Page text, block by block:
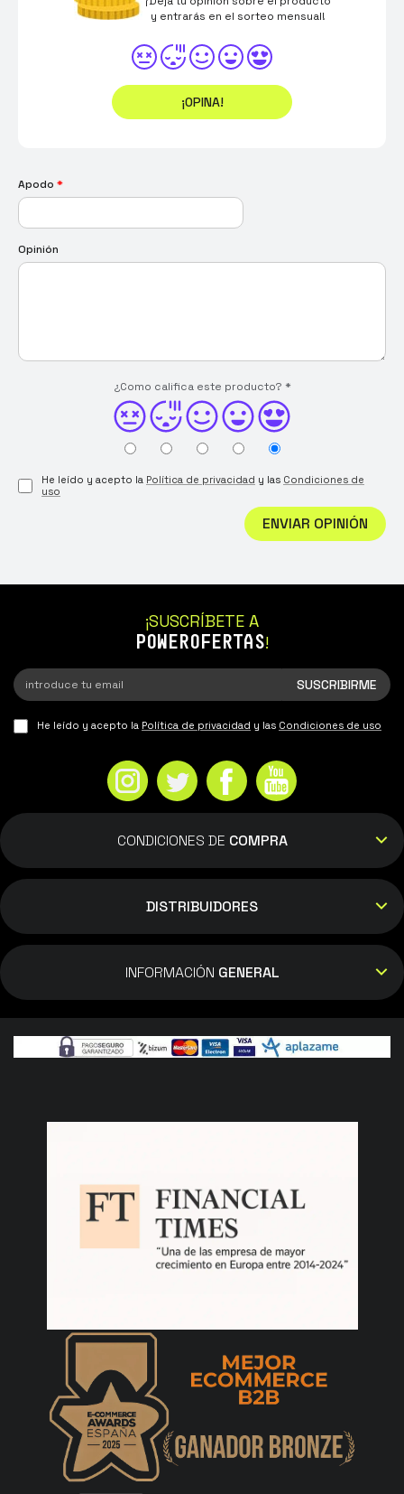
y entrarás en el sorteo mensual!
¡OPINA!
Apodo *
Opinión
¿Como califica este producto? *
He leído y acepto la Política de privacidad y las Condiciones de
uso
ENVIAR OPINIÓN
¡SUSCRÍBETE A
POWEROFERTAS!
He leído y acepto la Política de privacidad y las Condiciones de uso
CONDICIONES DE COMPRA
DISTRIBUIDORES
INFORMACIÓN GENERAL